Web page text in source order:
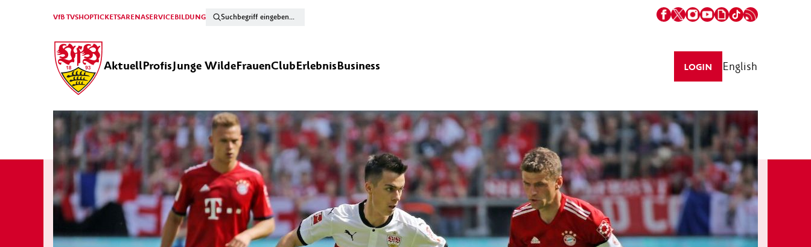
VfB TVSHOPTICKETSARENASERVICEBILDUNG
AktuellProfisJunge WildeFrauenClubErlebnisBusiness LOGIN English